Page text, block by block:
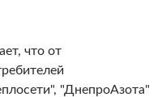
что от
"ДнепроАзота"